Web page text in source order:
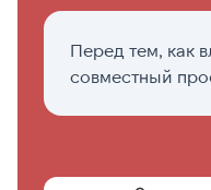
Перед тем, как
совместный